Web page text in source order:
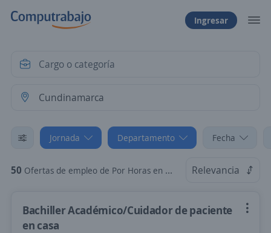
Ingresar
Jornada Departamento Fecha
50 Ofertas de empleo de Por Horas en Cundinamarca Relevancia
Bachiller Académico/Cuidador de paciente
en casa